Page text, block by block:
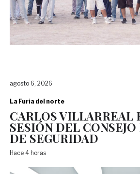
agosto 6, 2026
La Furia del norte
CARLOS VILLARREAL
SESIÓN DEL
DE SEGURIDAD
Hace 4 horas